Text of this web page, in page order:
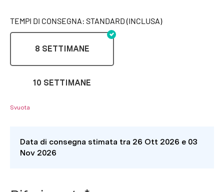
TEMPI DI CONSEGNA: STANDARD (INCLUSA)
8 SETTIMANE
10 SETTIMANE
Svuota
Data di consegna stimata tra 26 Ott 2026 e 03
Nov 2026